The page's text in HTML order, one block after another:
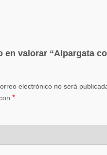
en valorar “Alpargata
electrónico no será
*